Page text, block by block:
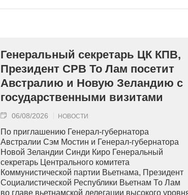
Генеральный секретарь ЦК КПВ,
Президент СРВ То Лам посетит
Австралию и Новую Зеландию с
государственными визитами
06/08/2026 НОВОСТИ
По приглашению Генерал-губернатора
Австралии Сэм Мостин и Генерал-губернатора
Новой Зеландии Синди Киро Генеральный
секретарь Центрального комитета
Коммунистической партии Вьетнама, Президент
Социалистической Республики Вьетнам То Лам
во главе вьетнамской делегации высокого